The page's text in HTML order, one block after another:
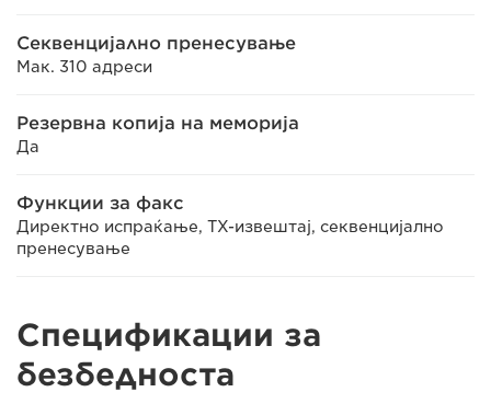
Секвенцијално пренесување
Мак. 310 адреси
Резервна копија на меморија
Да
Функции за факс
Директно испраќање, TX-извештај, секвенцијално
пренесување
Спецификации за
безбедноста